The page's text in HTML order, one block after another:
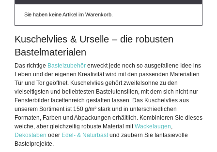
Sie haben keine Artikel im Warenkorb.
Kuschelvlies & Urselle – die robusten
Bastelmaterialen
Das richtige Bastelzubehör erweckt jede noch so ausgefallene Idee ins
Leben und der eigenen Kreativität wird mit den passenden Materialien
Tür und Tor geöffnet. Kuschelvlies gehört zweifelsohne zu den
vielseitigsten und beliebtesten Bastelutensilien, mit dem sich nicht nur
Fensterbilder facettenreich gestalten lassen. Das Kuschelvlies aus
unserem Sortiment ist 150 g/m² stark und in unterschiedlichen
Formaten, Farben und Abpackungen erhältlich. Kombinieren Sie dieses
weiche, aber gleichzeitig robuste Material mitWackelaugen,
Dekostäben oder Edel- & Naturbastund zaubern Sie fantasievolle
Bastelprojekte.